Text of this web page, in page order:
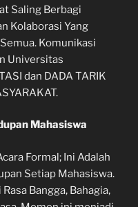
Saling Berbagi
Kolaborasi Yang
Komunikasi
Universitas
dan DADA TARIK
Mahasiswa
Formal; Ini Adalah
Setiap Mahasiswa.
Bangga, Bahagia,